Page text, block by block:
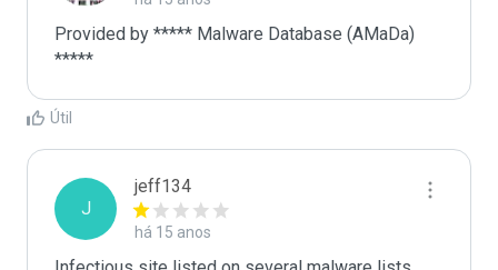
Provided by ***** Malware Database (AMaDa)
*****
Útil
J
jeff134
há 15 anos